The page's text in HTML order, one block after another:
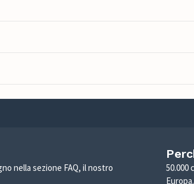
nella sezione FAQ, il nostro
50.000